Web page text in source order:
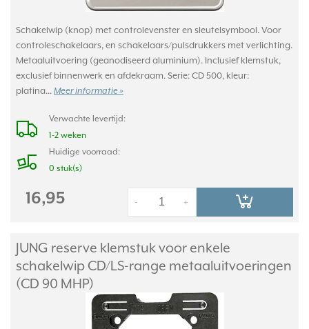
Schakelwip (knop) met controlevenster en sleutelsymbool. Voor
controleschakelaars, en schakelaars/pulsdrukkers met verlichting.
Metaaluitvoering (geanodiseerd aluminium). Inclusief klemstuk,
exclusief binnenwerk en afdekraam. Serie: CD 500, kleur:
platina... Meer informatie »
Verwachte levertijd:
1-2 weken
Huidige voorraad:
0 stuk(s)
16,95 +
-
JUNG reserve klemstuk voor enkele
schakelwip CD/LS-range metaaluitvoeringen
(CD 90 MHP)